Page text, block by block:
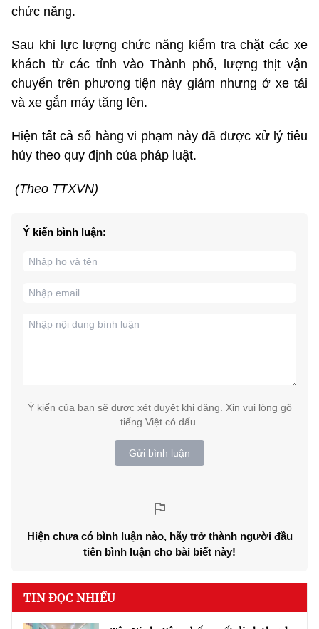
chức năng.
Sau khi lực lượng chức năng kiểm tra chặt các xe
khách từ các tỉnh vào Thành phố, lượng thịt vận
chuyển trên phương tiện này giảm nhưng ở xe tải
và xe gắn máy tăng lên.
Hiện tất cả số hàng vi phạm này đã được xử lý tiêu
hủy theo quy định của pháp luật.
(Theo TTXVN)
Ý kiến bình luận:
Ý kiến của bạn sẽ được xét duyệt khi đăng. Xin vui lòng gõ
tiếng Việt có dấu.
Gửi bình luận
Hiện chưa có bình luận nào, hãy trở thành người đầu
tiên bình luận cho bài biết này!
TIN ĐỌC NHIỀU